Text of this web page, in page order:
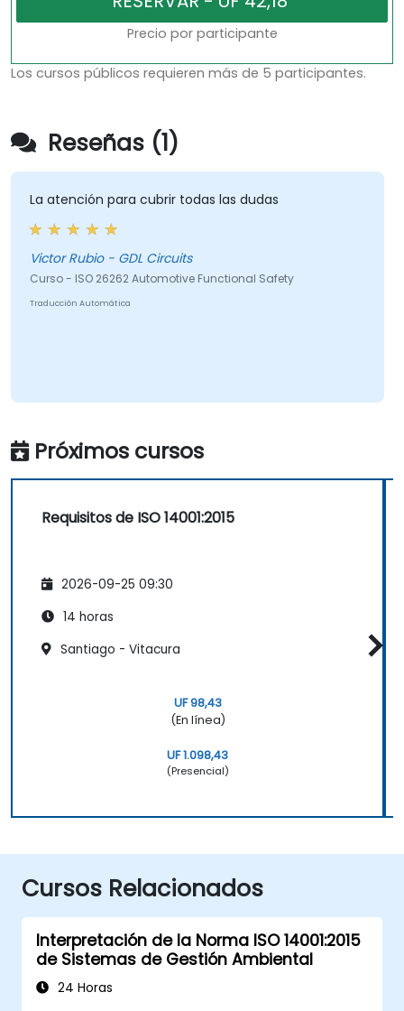
Precio por participante
Los cursos públicos requieren más de 5 participantes.
Reseñas (1)
La atención para cubrir todas las dudas
Victor Rubio - GDL Circuits
Curso - ISO 26262 Automotive Functional Safety
Traducción Automática
Próximos cursos
Requisitos de ISO 14001:2015
2026-09-25 09:30
14 horas
Santiago - Vitacura
UF 98,43
(En línea)
UF 1.098,43
(Presencial)
Cursos Relacionados
Interpretación de la Norma ISO 14001:2015
de Sistemas de Gestión Ambiental
24 Horas